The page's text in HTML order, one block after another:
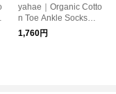
yahae｜Organic Cotto
n Toe Ankle Socks
【靴下 ソックス】
【５本指】【オーガニ
1,760円